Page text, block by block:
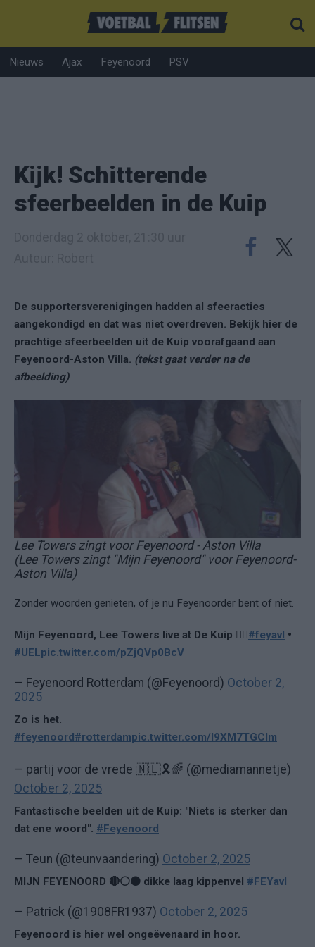
Nieuws Ajax Feyenoord PSV
Kijk! Schitterende
sfeerbeelden in de Kuip
De supportersverenigingen hadden al sfeeracties
aangekondigd en dat was niet overdreven. Bekijk hier de
prachtige sfeerbeelden uit de Kuip voorafgaand aan
Feyenoord-Aston Villa. (tekst gaat verder na de
afbeelding)
Lee Towers zingt voor Feyenoord - Aston Villa
(Lee Towers zingt "Mijn Feyenoord" voor Feyenoord-
Aston Villa)
Zonder woorden genieten, of je nu Feyenoorder bent of niet.
Mijn Feyenoord, Lee Towers live at De Kuip ❤️‍🔥#feyavl •
#UELpic.twitter.com/pZjQVp0BcV
— Feyenoord Rotterdam (@Feyenoord) October 2,
2025
Zo is het.
#feyenoord#rotterdampic.twitter.com/l9XM7TGClm
— partij voor de vrede 🇳🇱🎗️🌈 (@mediamannetje)
October 2, 2025
Fantastische beelden uit de Kuip: "Niets is sterker dan
dat ene woord". #Feyenoord
— Teun (@teunvaandering) October 2, 2025
MIJN FEYENOORD 🔴⚪️⚫️ dikke laag kippenvel #FEYavl
— Patrick (@1908FR1937) October 2, 2025
Feyenoord is hier wel ongeëvenaard in hoor.